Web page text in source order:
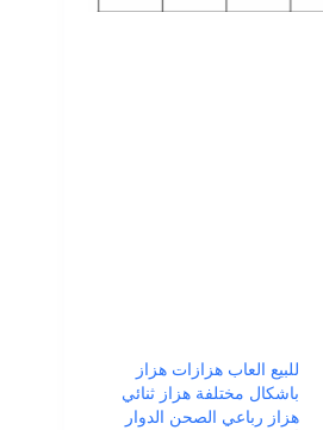
للبيع العاب هزازات هزاز
باشكال مختلفة هزاز ثنائي
هزاز رباعي الصحن الدوار